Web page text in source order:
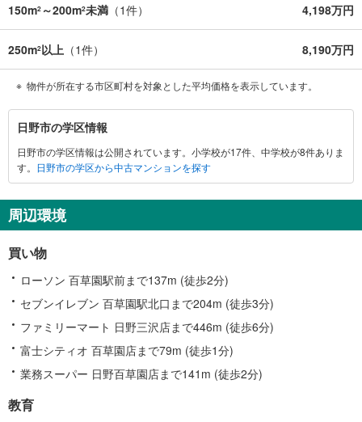
150m2 ～200m2未満 （1件） 4,198万円
250m2以上 （1件） 8,190万円
物件が所在する市区町村を対象とした平均価格を表示しています。
日
野
市
に
す
る
報
日野市の学区情報
日野市の学区情報は公開されています。小学校が17件、中学校が8件ありま
す。 日野市の学区から中古マンションを探す
周辺環境
買い物
ローソン 百草園駅前まで137m (徒歩2分)
セブンイレブン 百草園駅北口まで204m (徒歩3分)
ファミリーマート 日野三沢店まで446m (徒歩6分)
富士シティオ 百草園店まで79m (徒歩1分)
業務スーパー 日野百草園店まで141m (徒歩2分)
教育